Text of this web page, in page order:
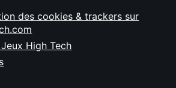
des cookies & trackers sur
High Tech